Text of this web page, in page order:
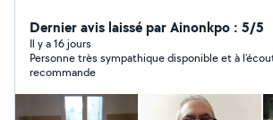
Dernier avis laissé par Ainonkpo : 5/5
Il y a 16 jours
Personne très sympathique disponible et à l’écoute. Je
recommande